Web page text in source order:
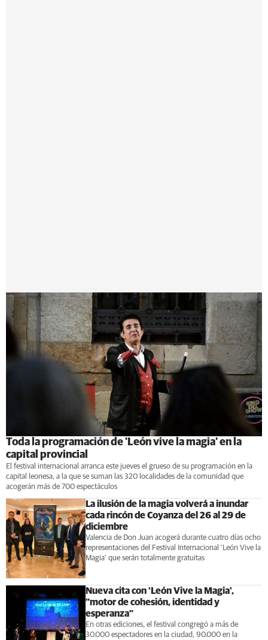
Toda la programación de 'León vive la magia' en la
capital provincial
El festival internacional arranca este jueves el grueso de su programación en la
capital leonesa, a la que se suman las 320 localidades de la comunidad que
acogerán más de 700 espectáculos
La ilusión de la magia volverá a inundar
cada rincón de Coyanza del 26 al 29 de
diciembre
Valencia de Don Juan acogerá durante cuatro días ocho
representaciones del Festival Internacional 'León Vive la
Magia' que serán totalmente gratuitas
Nueva cita con 'León Vive la Magia',
"motor de cohesión, identidad y
esperanza"
En otras ediciones, el festival congregó a más de
30.000 espectadores en la ciudad, 90.000 en la